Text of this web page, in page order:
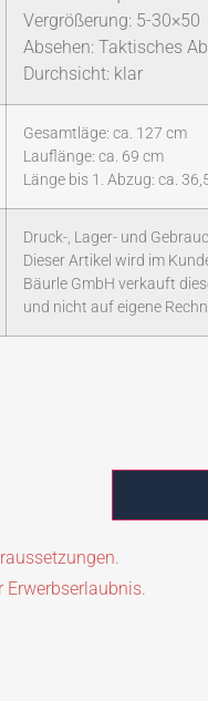
Vergrößerung: 5-30×50
Absehen: Taktisches
Durchsicht: klar
Gesamtläge: ca. 127 cm
Lauflänge: ca. 69 cm
Länge bis 1. Abzug: ca.
Druck-, Lager- und
Dieser Artikel wird im
Bäurle GmbH verkauft
und nicht auf eigene
Erwerbserlaubnis.